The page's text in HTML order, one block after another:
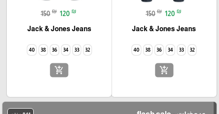
150 ₪ 120 ₪
Jack & Jones Jeans
32
33
34
36
38
40
add_shopping_cart
150 ₪ 120 ₪
Jack & Jones Jeans
32
33
34
36
38
40
add_shopping_cart